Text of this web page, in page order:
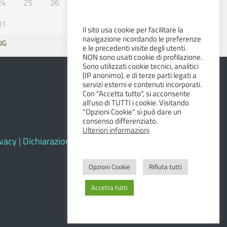
25 26
SET »
| Dichiarazione di accessibilità e feedback
Il sito usa cookie per facilitare la
navigazione ricordando le preferenze
e le precedenti visite degli utenti.
NON sono usati cookie di profilazione.
Sono utilizzati cookie tecnici, analitici
(IP anonimo), e di terze parti legati a
servizi esterni e contenuti incorporati.
Con "Accetta tutto", si acconsente
all'uso di TUTTI i cookie. Visitando
"Opzioni Cookie" si può dare un
consenso differenziato.
Ulteriori informazioni
Opzioni Cookie Rifiuta tutti
Accetta tutti